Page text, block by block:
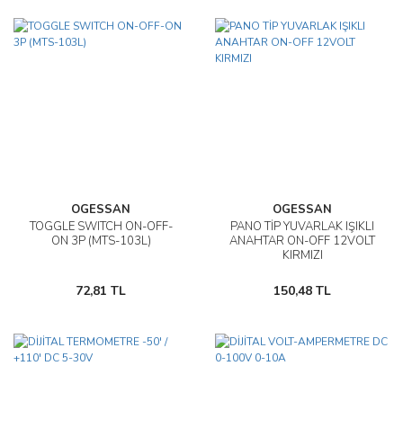
OGESSAN
TOGGLE SWITCH ON-OFF-
ON 3P (MTS-103L)
72,81 TL
OGESSAN
PANO TİP YUVARLAK IŞIKLI
ANAHTAR ON-OFF 12VOLT
KIRMIZI
150,48 TL